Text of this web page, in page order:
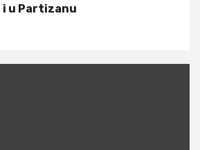
i u Partizanu